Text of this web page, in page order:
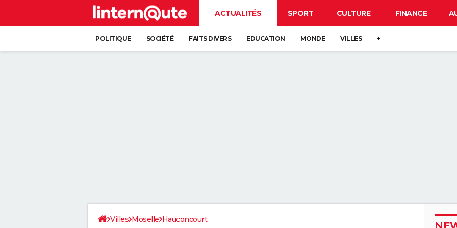
ACTUALITÉS SPORT CULTURE FINANCE
POLITIQUE SOCIÉTÉ FAITS DIVERS EDUCATION MONDE VILLES +
Villes Moselle Hauconcourt